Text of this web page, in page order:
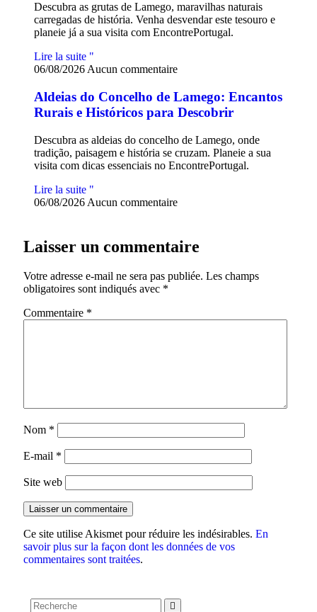
Descubra as grutas de Lamego, maravilhas naturais
carregadas de história. Venha desvendar este tesouro e
planeie já a sua visita com EncontrePortugal.
Lire la suite "
06/08/2026 Aucun commentaire
Aldeias do Concelho de Lamego: Encantos
Rurais e Históricos para Descobrir
Descubra as aldeias do concelho de Lamego, onde
tradição, paisagem e história se cruzam. Planeie a sua
visita com dicas essenciais no EncontrePortugal.
Lire la suite "
06/08/2026 Aucun commentaire
Laisser un commentaire
Votre adresse e-mail ne sera pas publiée. Les champs
obligatoires sont indiqués avec *
Commentaire *
Nom *
E-mail *
Site web
Ce site utilise Akismet pour réduire les indésirables. En
savoir plus sur la façon dont les données de vos
commentaires sont traitées.